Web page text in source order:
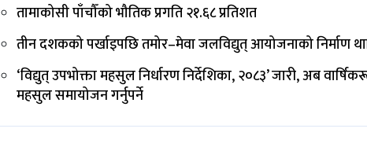
तामाकोसी पाँचौँको भौतिक प्रगति २१.६८ प्रतिशत
तीन दशकको पर्खाइपछि तमोर–मेवा जलविद्युत् आयोजनाको निर्माण
‘विद्युत् उपभोक्ता महसुल निर्धारण निर्देशिका, २०८३’ जारी, अब
महसुल समायोजन गर्नुपर्ने